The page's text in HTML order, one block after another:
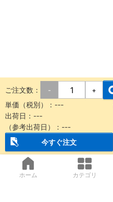
ご注文数： - +
単価（税別）： ---
出荷日： ---
（参考出荷日）： ---
今すぐ注文
ホーム カテゴリ